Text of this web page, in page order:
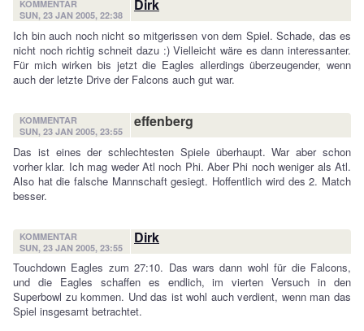
KOMMENTAR
SUN, 23 JAN 2005, 22:38
Dirk
Ich bin auch noch nicht so mitgerissen von dem Spiel. Schade, das es
nicht noch richtig schneit dazu :) Vielleicht wäre es dann interessanter.
Für mich wirken bis jetzt die Eagles allerdings überzeugender, wenn
auch der letzte Drive der Falcons auch gut war.
KOMMENTAR
SUN, 23 JAN 2005, 23:55
effenberg
Das ist eines der schlechtesten Spiele überhaupt. War aber schon
vorher klar. Ich mag weder Atl noch Phi. Aber Phi noch weniger als Atl.
Also hat die falsche Mannschaft gesiegt. Hoffentlich wird des 2. Match
besser.
KOMMENTAR
SUN, 23 JAN 2005, 23:55
Dirk
Touchdown Eagles zum 27:10. Das wars dann wohl für die Falcons,
und die Eagles schaffen es endlich, im vierten Versuch in den
Superbowl zu kommen. Und das ist wohl auch verdient, wenn man das
Spiel insgesamt betrachtet.